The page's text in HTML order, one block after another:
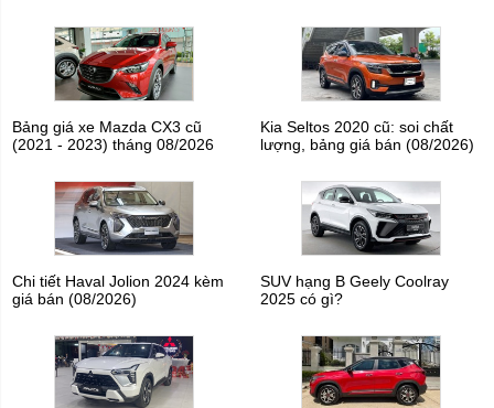
Bảng giá xe Mazda CX3 cũ
(2021 - 2023) tháng 08/2026
Kia Seltos 2020 cũ: soi chất
lượng, bảng giá bán (08/2026)
Chi tiết Haval Jolion 2024 kèm
giá bán (08/2026)
SUV hạng B Geely Coolray
2025 có gì?